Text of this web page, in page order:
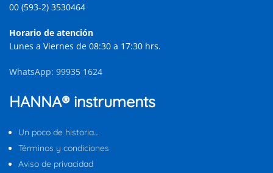
00 (593-2) 3530464
Horario de atención
Lunes a Viernes de 08:30 a 17:30 hrs.
WhatsApp: 99935 1624
HANNA® instruments
Un poco de historia…
Términos y condiciones
Aviso de privacidad